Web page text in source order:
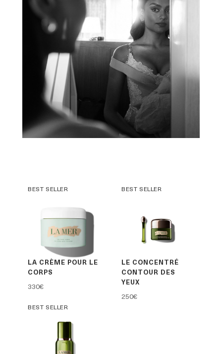
BEST SELLER
LA CRÈME POUR LE
CORPS
330€
BEST SELLER
LE CONCENTRÉ
CONTOUR DES
YEUX
250€
BEST SELLER